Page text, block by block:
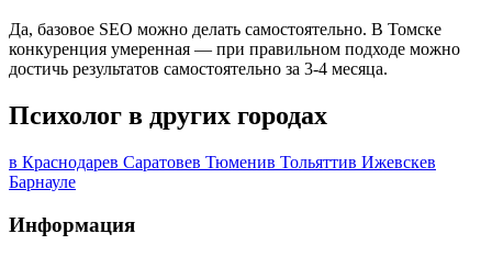
Да, базовое SEO можно делать самостоятельно. В Томске
конкуренция умеренная — при правильном подходе можно
достичь результатов самостоятельно за 3-4 месяца.
Психолог в других городах
в Краснодарев Саратовев Тюменив Тольяттив Ижевскев
Барнауле
Информация